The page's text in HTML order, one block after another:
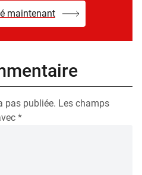
maintenant
pas publiée. Les champs
*